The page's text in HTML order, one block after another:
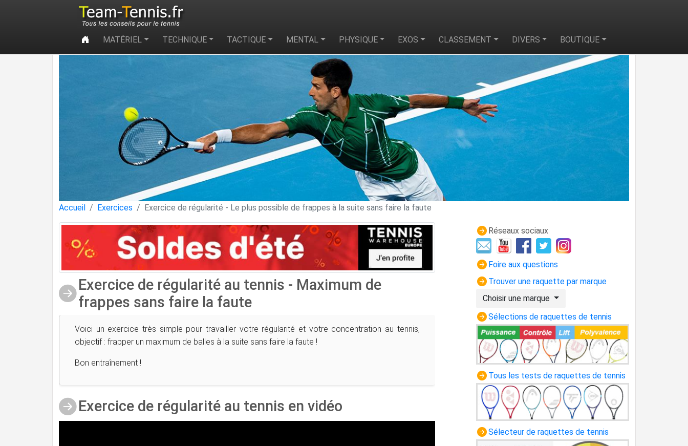
MATÉRIEL TECHNIQUE TACTIQUE MENTAL PHYSIQUE EXOS CLASSEMENT DIVERS BOUTIQUE
Accueil Exercices Exercice de régularité - Le plus possible de frappes à la suite sans faire la faute
Exercice de régularité au tennis - Maximum de
frappes sans faire la faute
Voici un exercice très simple pour travailler votre régularité et votre concentration au tennis,
objectif : frapper un maximum de balles à la suite sans faire la faute !
Bon entraînement !
Exercice de régularité au tennis en vidéo
Réseaux sociaux
Foire aux questions
Trouver une raquette par marque
Choisir une marque
Sélections de raquettes de tennis
Tous les tests de raquettes de tennis
Sélecteur de raquettes de tennis